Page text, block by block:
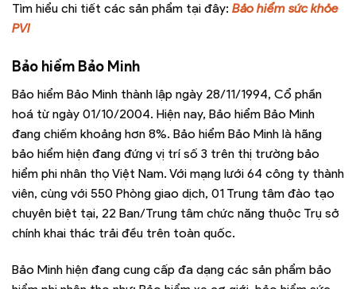
Tìm hiểu chi tiết các sản phẩm tại đây: Bảo hiểm sức khỏe
PVI
Bảo hiểm Bảo Minh
Bảo hiểm Bảo Minh thành lập ngày 28/11/1994, Cổ phần
hoá từ ngày 01/10/2004. Hiện nay, Bảo hiểm Bảo Minh
đang chiếm khoảng hơn 8%. Bảo hiểm Bảo Minh là hãng
bảo hiểm hiện đang đứng vị trí số 3 trên thị trường bảo
hiểm phi nhân thọ Việt Nam. Với mạng lưới 64 công ty thành
viên, cùng với 550 Phòng giao dịch, 01 Trung tâm đào tạo
chuyên biệt tại, 22 Ban/Trung tâm chức năng thuộc Trụ sở
chính khai thác trải đều trên toàn quốc.
Bảo Minh hiện đang cung cấp đa dạng các sản phẩm bảo